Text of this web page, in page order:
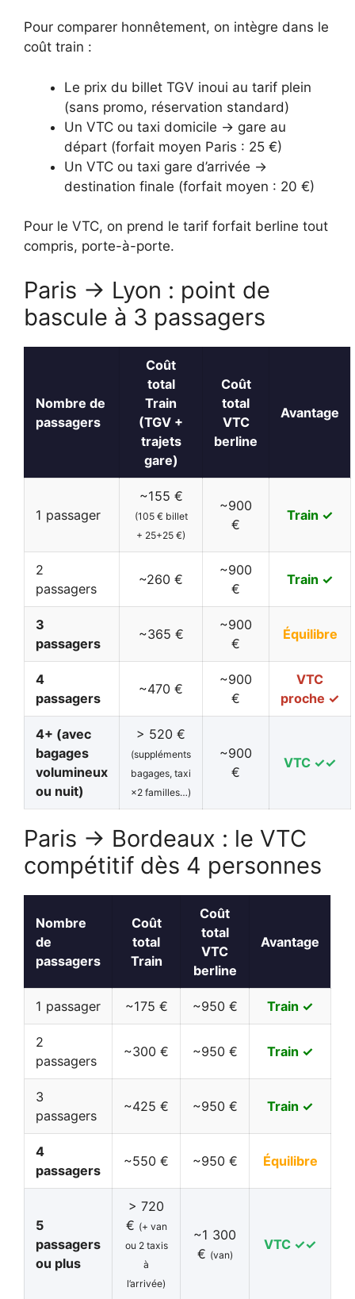
Pour comparer honnêtement, on intègre dans le
coût train :
Le prix du billet TGV inoui au tarif plein
(sans promo, réservation standard)
Un VTC ou taxi domicile → gare au
départ (forfait moyen Paris : 25 €)
Un VTC ou taxi gare d’arrivée →
destination finale (forfait moyen : 20 €)
Pour le VTC, on prend le tarif forfait berline tout
compris, porte-à-porte.
Paris → Lyon : point de
bascule à 3 passagers
Nombre de
passagers
Coût
total
Train
(TGV +
trajets
gare)
Coût
total
VTC
berline
Avantage
1 passager
~155 €
(105 € billet
+ 25+25 €)
~900
€
Train ✓
2
passagers
~260 €
~900
€
Train ✓
3
passagers
~365 €
~900
€
Équilibre
4
passagers
~470 €
~900
€
VTC
proche ✓
4+ (avec
bagages
volumineux
ou nuit)
> 520 €
(suppléments
bagages, taxi
×2 familles…)
~900
€
VTC ✓✓
Paris → Bordeaux : le VTC
compétitif dès 4 personnes
Nombre
de
passagers
Coût
total
Train
Coût
total
VTC
berline
Avantage
1 passager ~175 € ~950 € Train ✓
2
passagers
~300 € ~950 € Train ✓
3
passagers
~425 € ~950 € Train ✓
4
passagers
~550 € ~950 € Équilibre
5
passagers
ou plus
> 720
€ (+ van
ou 2 taxis
à
l’arrivée)
~1 300
€ (van)
VTC ✓✓